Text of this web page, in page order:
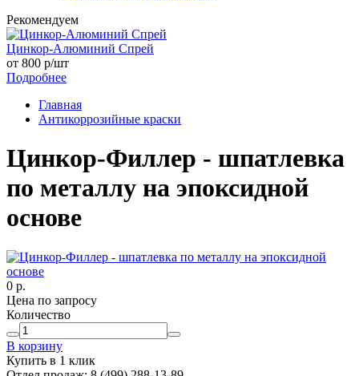
Рекомендуем
Цинкор-Алюминий Спрей
от 800 р/шт
Подробнее
Главная
Антикоррозийные краски
Цинкор-Филлер - шпатлевка
по металлу на эпоксидной
основе
0 р.
Цена по запросу
Количество
В корзину
Купить в 1 клик